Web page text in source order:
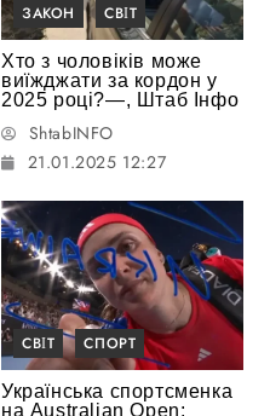
ЗАКОН СВІТ
Хто з чоловіків може
виїжджати за кордон у
2025 році?—, Штаб Інфо
ShtabINFO
21.01.2025 12:27
СВІТ СПОРТ
Українська спортсменка
на Australian Open: